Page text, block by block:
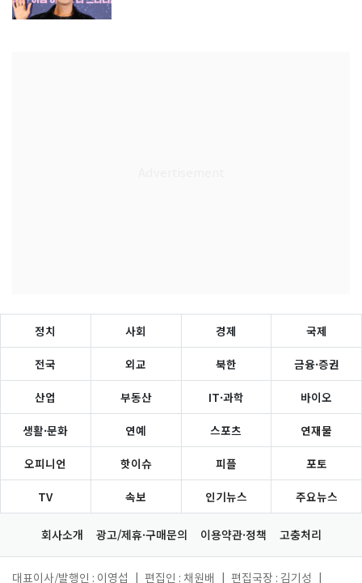
정치 사회 경제 국제
전국 외교 북한 금융·증권
산업 부동산 IT·과학 바이오
생활·문화 연예 스포츠 연재물
오피니언 핫이슈 피플 포토
TV 속보 인기뉴스 주요뉴스
회사소개 광고/제휴·구매문의 이용약관·정책 고충처리
대표이사/발행인 : 이영섭 편집인 : 채원배 편집국장 : 김기성